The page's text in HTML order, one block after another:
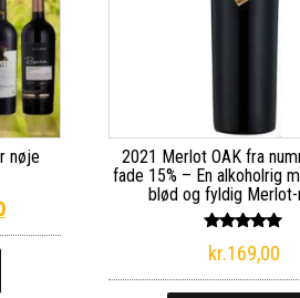
nøje
pris var: kr.1.500,00.
Den aktuelle pris er: kr.1.275,00.
2021 Merlot OAK fra
fade 15% – En alkoholrig
blød og fyldig
5.00
kr.169,00